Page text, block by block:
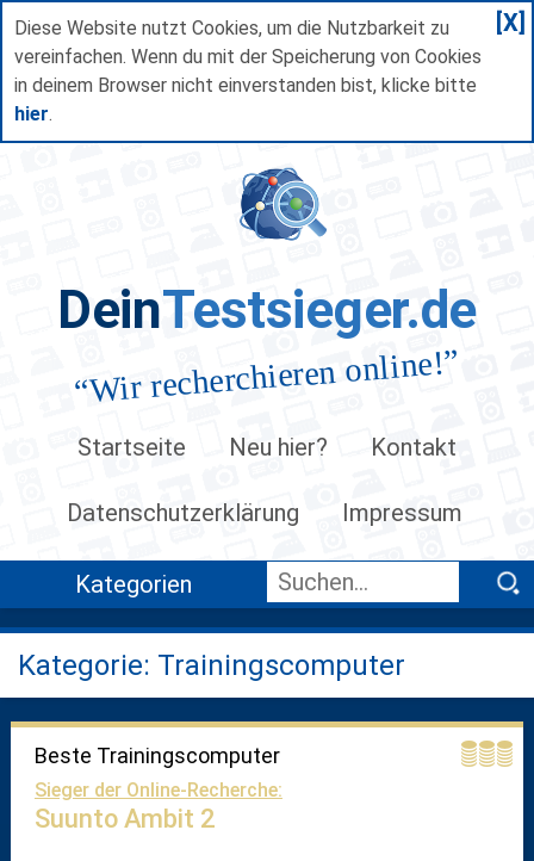
Diese Website nutzt Cookies, um die Nutzbarkeit zu
vereinfachen. Wenn du mit der Speicherung von Cookies
in deinem Browser nicht einverstanden bist, klicke bitte
hier.
[X]
DeinTestsieger.de
“Wir recherchieren online!”
Startseite Neu hier? Kontakt
Datenschutzerklärung Impressum
Kategorien
Kategorie: Trainingscomputer
Beste Trainingscomputer
Sieger der Online-Recherche:
Suunto Ambit 2